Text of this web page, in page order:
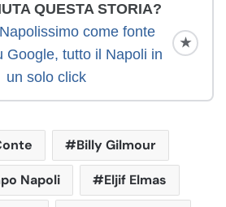
QUESTA STORIA?
come fonte
Google, tutto il Napoli in
un solo click
★
Billy Gilmour
Napoli Eljif Elmas